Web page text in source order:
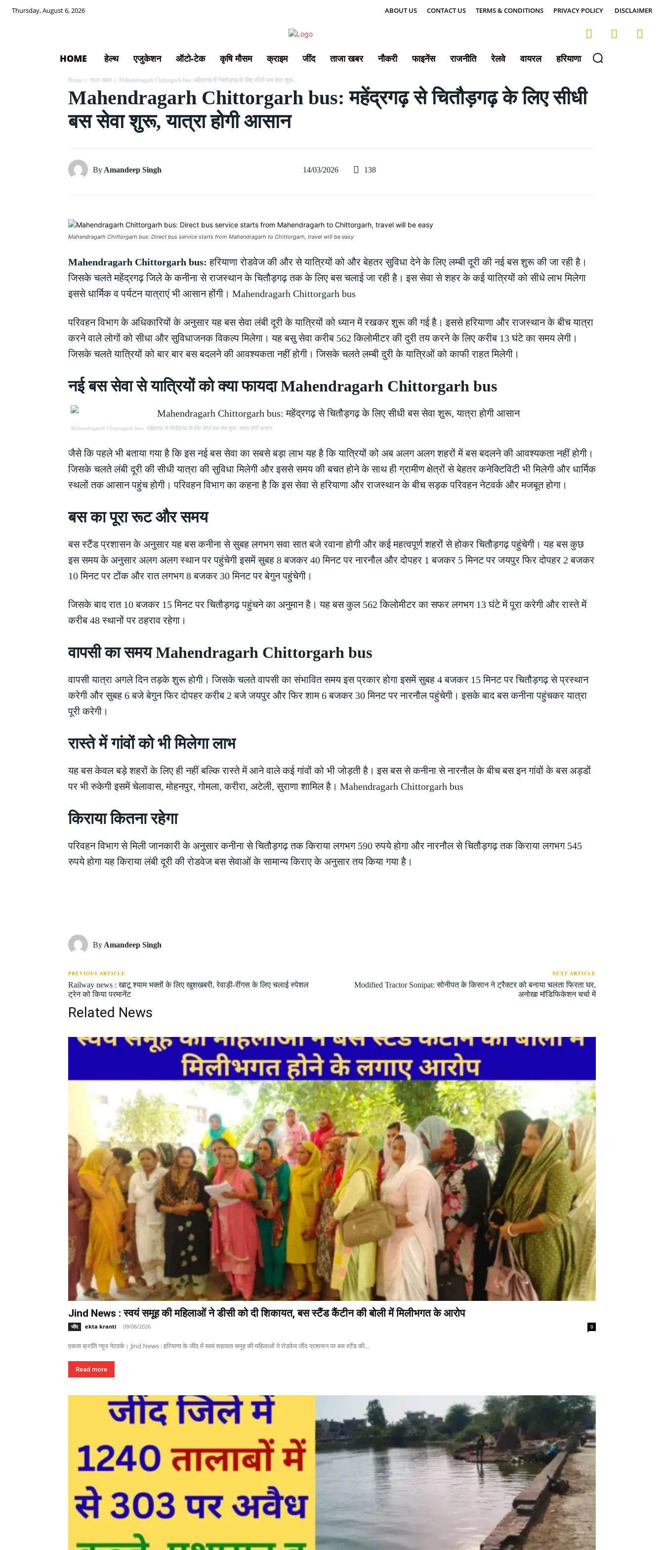
Thursday, August 6, 2026 ABOUT US CONTACT US TERMS & CONDITIONS PRIVACY POLICY DISCLAIMER
HOME हेल्थ एजुकेशन ऑटो-टेक कृषि मौसम क्राइम जींद ताजा खबर नौकरी फाइनेंस राजनीति रेलवे वायरल हरियाणा
Home ताजा खबर Mahendragarh Chittorgarh bus: महेंद्रगढ़ से चितौड़गढ़ के लिए सीधी बस सेवा शुरू,...
Mahendragarh Chittorgarh bus: महेंद्रगढ़ से चितौड़गढ़ के लिए सीधी
बस सेवा शुरू, यात्रा होगी आसान
By Amandeep Singh 14/03/2026 138
Mahendragarh Chittorgarh bus: Direct bus service starts from Mahendragarh to Chittorgarh, travel will be easy
Mahendragarh Chittorgarh bus:हरियाणा रोडवेज की और से यात्रियों को और बेहतर सुविधा देने के लिए लम्बी दूरी की नई बस शुरू की जा रही है।
जिसके चलते महेंद्रगढ़ जिले के कनीना से राजस्थान के चितौड़गढ़ तक के लिए बस चलाई जा रही है। इस सेवा से शहर के कई यात्रियों को सीधे लाभ मिलेगा
इससे धार्मिक व पर्यटन यात्राएं भी आसान होंगी। Mahendragarh Chittorgarh bus
परिवहन विभाग के अधिकारियों के अनुसार यह बस सेवा लंबी दूरी के यात्रियों को ध्यान में रखकर शुरू की गई है। इससे हरियाणा और राजस्थान के बीच यात्रा
करने वाले लोगों को सीधा और सुविधाजनक विकल्प मिलेगा। यह बसु सेवा करीब 562 किलोमीटर की दुरी तय करने के लिए करीब 13 घंटे का समय लेगी।
जिसके चलते यात्रियों को बार बार बस बदलने की आवश्यकता नहीं होगी। जिसके चलते लम्बी दुरी के यात्रिओं को काफी राहत मिलेगी।
नई बस सेवा से यात्रियों को क्या फायदा Mahendragarh Chittorgarh bus
Mahendragarh Chittorgarh bus: महेंद्रगढ़ से चितौड़गढ़ के लिए सीधी बस सेवा शुरू, यात्रा होगी आसान
जैसे कि पहले भी बताया गया है कि इस नई बस सेवा का सबसे बड़ा लाभ यह है कि यात्रियों को अब अलग अलग शहरों में बस बदलने की आवश्यकता नहीं होगी।
जिसके चलते लंबी दूरी की सीधी यात्रा की सुविधा मिलेगी और इससे समय की बचत होने के साथ ही ग्रामीण क्षेत्रों से बेहतर कनेक्टिविटी भी मिलेगी और धार्मिक
स्थलों तक आसान पहुंच होगी। परिवहन विभाग का कहना है कि इस सेवा से हरियाणा और राजस्थान के बीच सड़क परिवहन नेटवर्क और मजबूत होगा।
बस का पूरा रूट और समय
बस स्टैंड प्रशासन के अनुसार यह बस कनीना से सुबह लगभग सवा सात बजे रवाना होगी और कई महत्वपूर्ण शहरों से होकर चितौड़गढ़ पहुंचेगी। यह बस कुछ
इस समय के अनुसार अलग अलग स्थान पर पहुंचेगी इसमें सुबह 8 बजकर 40 मिनट पर नारनौल और दोपहर 1 बजकर 5 मिनट पर जयपुर फिर दोपहर 2 बजकर
10 मिनट पर टोंक और रात लगभग 8 बजकर 30 मिनट पर बेगुन पहुंचेगी।
जिसके बाद रात 10 बजकर 15 मिनट पर चितौड़गढ़ पहुंचने का अनुमान है। यह बस कुल 562 किलोमीटर का सफर लगभग 13 घंटे में पूरा करेगी और रास्ते में
करीब 48 स्थानों पर ठहराव रहेगा।
वापसी का समय Mahendragarh Chittorgarh bus
वापसी यात्रा अगले दिन तड़के शुरू होगी। जिसके चलते वापसी का संभावित समय इस प्रकार होगा इसमें सुबह 4 बजकर 15 मिनट पर चितौड़गढ़ से प्रस्थान
करेगी और सुबह 6 बजे बेगुन फिर दोपहर करीब 2 बजे जयपुर और फिर शाम 6 बजकर 30 मिनट पर नारनौल पहुंचेगी। इसके बाद बस कनीना पहुंचकर यात्रा
पूरी करेगी।
रास्ते में गांवों को भी मिलेगा लाभ
यह बस केवल बड़े शहरों के लिए ही नहीं बल्कि रास्ते में आने वाले कई गांवों को भी जोड़ती है। इस बस से कनीना से नारनौल के बीच बस इन गांवों के बस अड्डों
पर भी रुकेगी इसमें चेलावास, मोहनपुर, गोमला, करीरा, अटेली, सुराणा शामिल है। Mahendragarh Chittorgarh bus
किराया कितना रहेगा
परिवहन विभाग से मिली जानकारी के अनुसार कनीना से चितौड़गढ़ तक किराया लगभग 590 रुपये होगा और नारनौल से चितौड़गढ़ तक किराया लगभग 545
रुपये होगा यह किराया लंबी दूरी की रोडवेज बस सेवाओं के सामान्य किराए के अनुसार तय किया गया है।
By Amandeep Singh
PREVIOUS ARTICLE
Railway news : खाटू श्याम भक्तों के लिए खुशखबरी, रेवाड़ी-रींगस के लिए चलाई स्पेशल
ट्रेन को किया परमानेंट
NEXT ARTICLE
Modified Tractor Sonipat: सोनीपत के किसान ने ट्रैक्टर को बनाया चलता फिरता घर,
अनोखा मॉडिफिकेशन चर्चा में
Related News
Jind News : स्वयं समूह की महिलाओं ने डीसी को दी शिकायत, बस स्टैंड कैंटीन की बोली में मिलीभगत के आरोप
जींद ekta kranti - 09/06/2026 0
एकता क्रांति न्यूज नेटवर्क। Jind News : हरियाणा के जींद में स्वयं सहायता समूह की महिलाओं ने रोडवेज जींद प्रशासन पर बस स्टैंड की...
Read more